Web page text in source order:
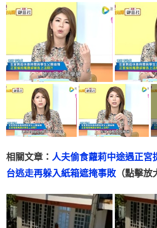
相關文章： 人夫偷食蘿莉中途遇正宮
台逃走再躲入紙箱遮掩事敗 （點擊